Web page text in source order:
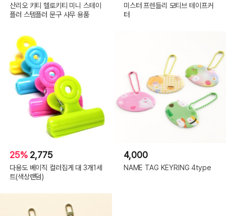
산리오 키티 헬로키티 미니 스테이
플러 스템플러 문구 사무 용품
미스터 프렌들리 모티브 테이프커
터
25% 2,775
다용도 베이직 컬러집게 대 3개1세
트(색상랜덤)
4,000
NAME TAG KEYRING 4type